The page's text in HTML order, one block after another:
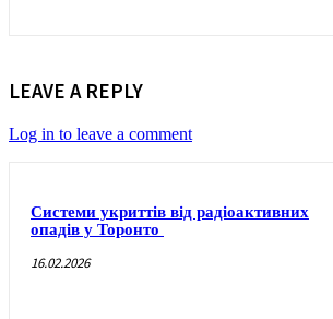
LEAVE A REPLY
Log in to leave a comment
Системи укриттів від радіоактивних
опадів у Торонто
16.02.2026